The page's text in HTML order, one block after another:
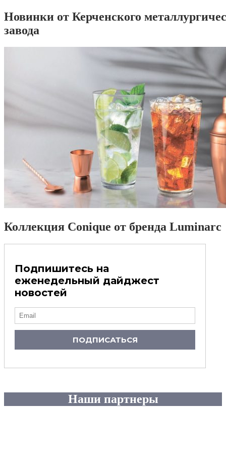
Новинки от Керченского
завода
Коллекция Conique от бренда Luminarc
Подпишитесь на
еженедельный дайджест
новостей
ПОДПИСАТЬСЯ
Наши партнеры